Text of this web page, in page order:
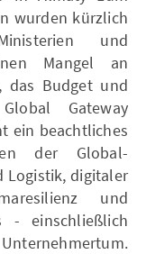
wurden kürzlich
und
Mangel an
das Budget und
Gateway
ein beachtliches
der Global-
Logistik, digitaler
und
- einschließlich